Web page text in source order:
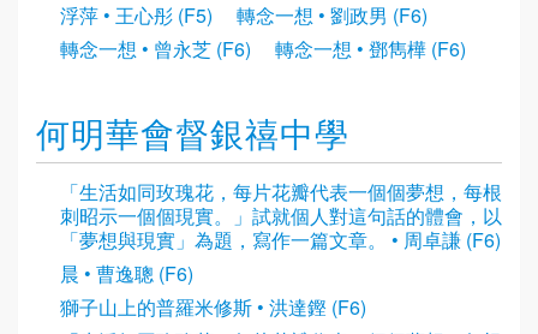
浮萍 • 王心彤 (F5)
轉念一想 • 劉政男 (F6)
轉念一想 • 曾永芝 (F6)
轉念一想 • 鄧雋樺 (F6)
何明華會督銀禧中學
「生活如同玫瑰花，每片花瓣代表一個個夢想，每根
刺昭示一個個現實。」試就個人對這句話的體會，以
「夢想與現實」為題，寫作一篇文章。 • 周卓謙 (F6)
晨 • 曹逸聰 (F6)
獅子山上的普羅米修斯 • 洪達鏗 (F6)